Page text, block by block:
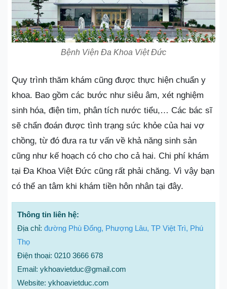
Bệnh Viện Đa Khoa Việt Đức
Quy trình thăm khám cũng được thực hiện chuẩn y
khoa. Bao gồm các bước như siêu âm, xét nghiệm
sinh hóa, điện tim, phân tích nước tiểu,… Các bác sĩ
sẽ chẩn đoán được tình trạng sức khỏe của hai vợ
chồng, từ đó đưa ra tư vấn về khả năng sinh sản
cũng như kế hoạch có cho cho cả hai. Chi phí khám
tại Đa Khoa Việt Đức cũng rất phải chăng. Vì vậy bạn
có thể an tâm khi khám tiền hôn nhân tại đây.
Thông tin liên hệ:
Địa chỉ: đường Phù Đổng, Phượng Lâu, TP Việt Trì, Phú
Thọ
Điện thoại: 0210 3666 678
Email: ykhoavietduc@gmail.com
Website: ykhoavietduc.com